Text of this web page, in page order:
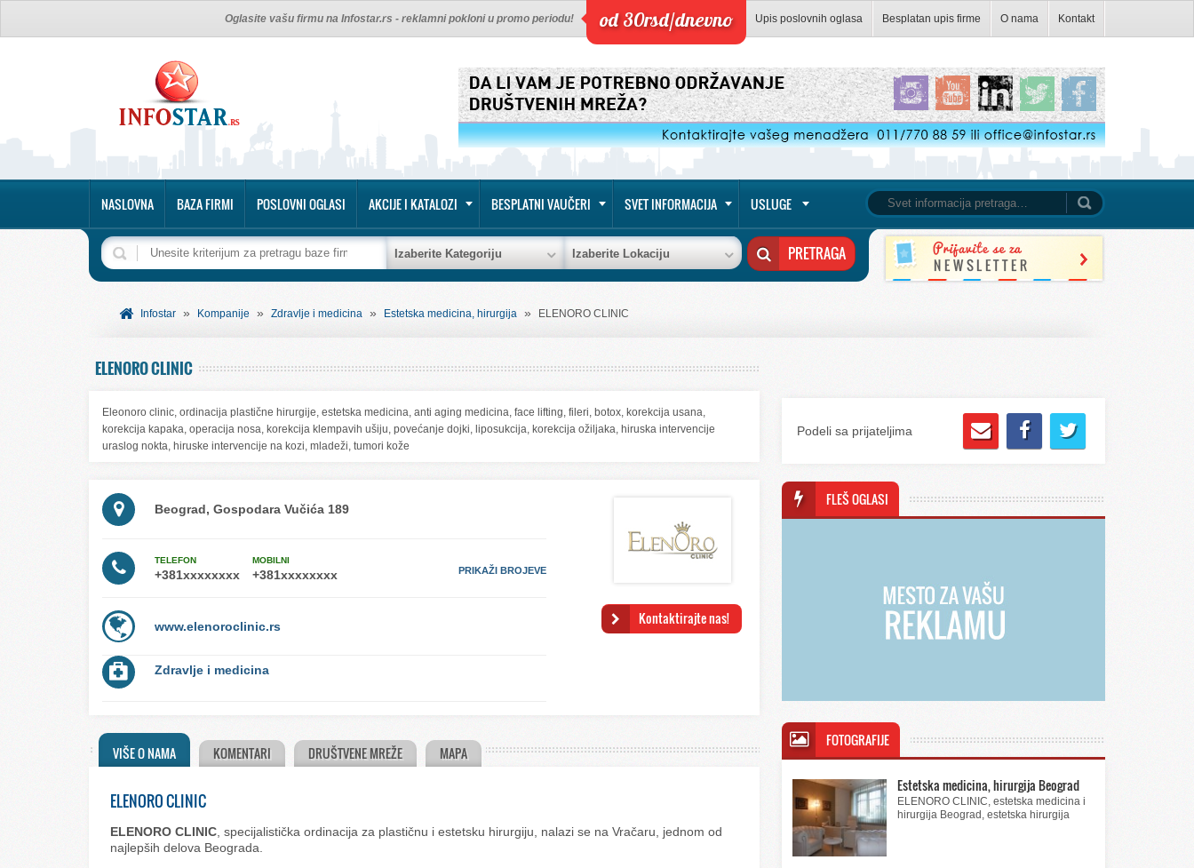
Upis poslovnih oglasa Besplatan upis firme O nama Kontakt
od 30rsd/dnevno
Oglasite vašu firmu na Infostar.rs - reklamni pokloni u promo periodu!
NASLOVNA BAZA FIRMI POSLOVNI OGLASI AKCIJE I KATALOZI BESPLATNI VAUČERI SVET INFORMACIJA USLUGE
Izaberite Kategoriju Izaberite Lokaciju
Infostar » Kompanije » Zdravlje i medicina » Estetska medicina, hirurgija » ELENORO CLINIC
ELENORO CLINIC
Eleonoro clinic, ordinacija plastične hirurgije, estetska medicina, anti aging medicina, face lifting, fileri, botox, korekcija usana,
korekcija kapaka, operacija nosa, korekcija klempavih ušiju, povećanje dojki, liposukcija, korekcija ožiljaka, hiruska intervencije
uraslog nokta, hiruske intervencije na kozi, mladeži, tumori kože
Kontaktirajte nas!
Beograd, Gospodara Vučića 189
TELEFON MOBILNI
PRIKAŽI BROJEVE
www.elenoroclinic.rs
Zdravlje i medicina
VIŠE O NAMA KOMENTARI DRUŠTVENE MREŽE MAPA
ELENORO CLINIC
ELENORO CLINIC , specijalistička ordinacija za plastičnu i estetsku hirurgiju, nalazi se na Vračaru, jednom od
najlepših delova Beograda.
Podeli sa prijateljima
FLEŠ OGLASI
FOTOGRAFIJE
Estetska medicina, hirurgija Beograd
ELENORO CLINIC, estetska medicina i
hirurgija Beograd, estetska hirurgija